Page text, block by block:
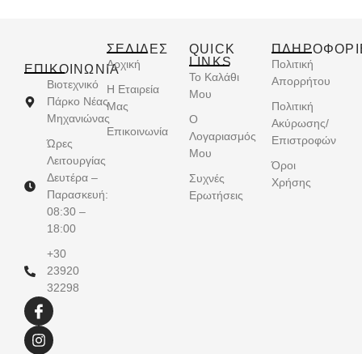
ΕΠΙΚΟΙΝΩΝΊΑ
Βιοτεχνικό
Πάρκο Νέας
Μηχανιώνας
Ώρες
Λειτουργίας
Δευτέρα –
Παρασκευή:
08:30 –
18:00
+30
23920
32298
ΣΕΛΙΔΕΣ
Αρχική
Η Εταιρεία
Μας
Επικοινωνία
QUICK
LINKS
Το Καλάθι
Μου
Ο
Λογαριασμός
Μου
Συχνές
Ερωτήσεις
Πολιτική
Απορρήτου
Πολιτική
Ακύρωσης/
Επιστροφών
Όροι
Χρήσης